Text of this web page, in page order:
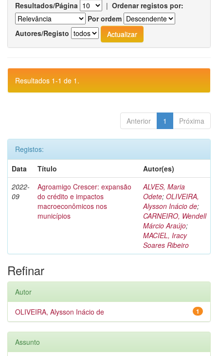
Resultados/Página | Ordenar registos por:
Por ordem
Autores/Registo
Resultados 1-1 de 1.
Anterior 1 Próxima
Registos:
Data
Título
Autor(es)
2022-
09
Agroamigo Crescer: expansão
do crédito e impactos
macroeconômicos nos
municípios
ALVES, Maria
Odete; OLIVEIRA,
Alysson Inácio de;
CARNEIRO, Wendell
Márcio Araújo;
MACIEL, Iracy
Soares Ribeiro
Refinar
Autor
1
OLIVEIRA, Alysson Inácio de
Assunto